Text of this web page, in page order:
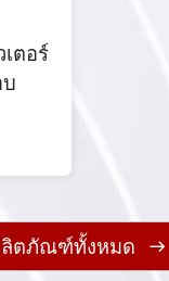
ตอร์
ตภัณฑ์ทั้งหมด